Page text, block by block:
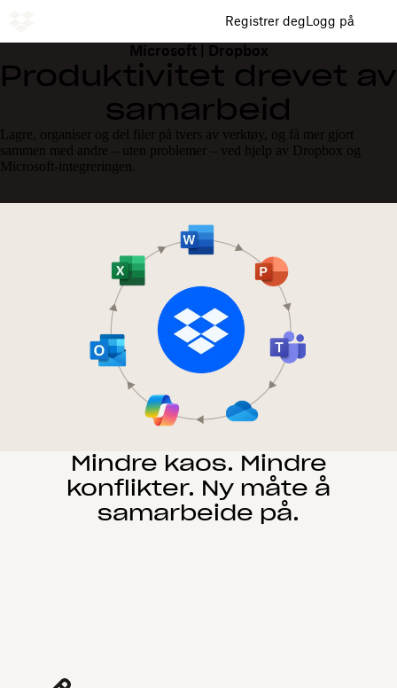
Registrer degLogg på
Microsoft | Dropbox
Produktivitet drevet av
samarbeid
Lagre, organiser og del filer på tvers av verktøy, og få mer gjort
sammen med andre – uten problemer – ved hjelp av Dropbox og
Microsoft-integreringen.
Mindre kaos. Mindre
konflikter. Ny måte å
samarbeide på.